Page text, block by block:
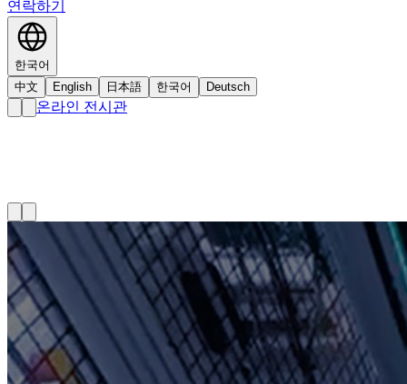
연락하기
한국어
中文
English 日本語 한국어 Deutsch
온라인 전시관